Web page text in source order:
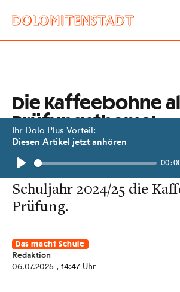
Ihr Dolo Plus Vorteil:
Diesen Artikel jetzt anhören
Play
Die Kaffeebohne
Prüfungsthema!
12 HLW-Schülerinnen
zweiten Klasse
Schuljahr 2024/25 die
Prüfung.
Das macht Schule
Redaktion
06.07.2025 , 14:47 Uhr